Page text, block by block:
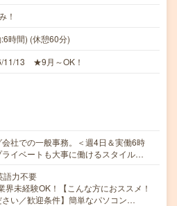
！
時間) (休憩60分)
11/13 ★9月～OK！
社での一般事務。＜週4日＆実働6時
イベートも大事に働けるスタイル…
語力不要
界未経験OK！【こんな方におススメ！
さい／歓迎条件】簡単なパソコン…